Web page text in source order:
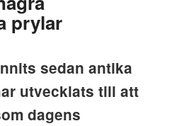
prylar
sedan antika
utvecklats till att
dagens